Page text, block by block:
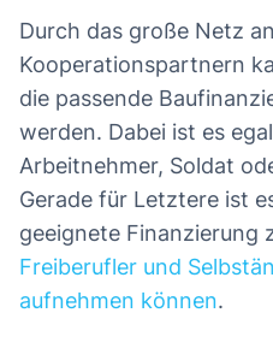
Durch das große Netz
Kooperationspartnern
die passende
werden. Dabei ist es
Arbeitnehmer, Soldat
Gerade für Letztere ist
geeignete Finanzierung
Freiberufler und
aufnehmen können.